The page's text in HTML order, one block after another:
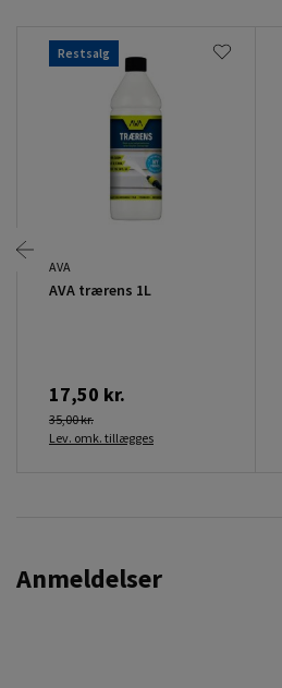
Restsalg
AVA
AVA trærens 1L
17,50 kr.
35,00 kr.
Lev. omk. tillægges
Anmeldelser